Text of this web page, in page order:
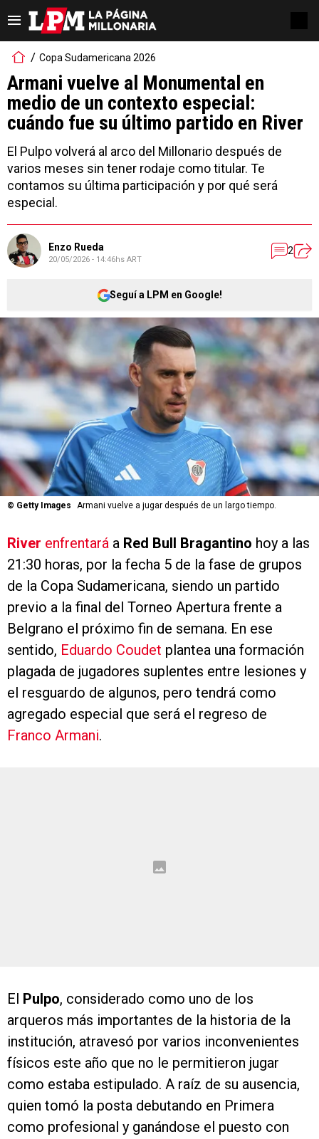
Copa Sudamericana 2026
Armani vuelve al Monumental en
medio de un contexto especial:
cuándo fue su último partido en River
El Pulpo volverá al arco del Millonario después de
varios meses sin tener rodaje como titular. Te
contamos su última participación y por qué será
especial.
Enzo Rueda
20/05/2026 - 14:46hs ART
2
Seguí a LPM en Google!
© Getty Images Armani vuelve a jugar después de un largo tiempo.
River enfrentará a Red Bull Bragantino hoy a las
21:30 horas, por la fecha 5 de la fase de grupos
de la Copa Sudamericana, siendo un partido
previo a la final del Torneo Apertura frente a
Belgrano el próximo fin de semana. En ese
sentido, Eduardo Coudet plantea una formación
plagada de jugadores suplentes entre lesiones y
el resguardo de algunos, pero tendrá como
agregado especial que será el regreso de
Franco Armani.
El Pulpo, considerado como uno de los
arqueros más importantes de la historia de la
institución, atravesó por varios inconvenientes
físicos este año que no le permitieron jugar
como estaba estipulado. A raíz de su ausencia,
quien tomó la posta debutando en Primera
como profesional y ganándose el puesto con